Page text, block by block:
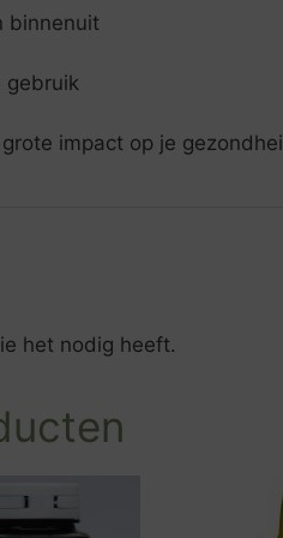
binnenuit
gebruik
impact op je
het nodig heeft.